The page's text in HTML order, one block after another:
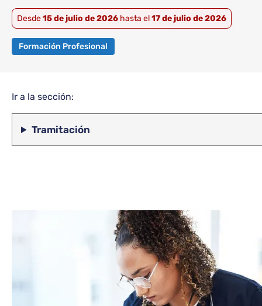
Desde15 de julio de 2026 hasta el17 de julio de 2026
Formación Profesional
Ir a la sección:
Tramitación